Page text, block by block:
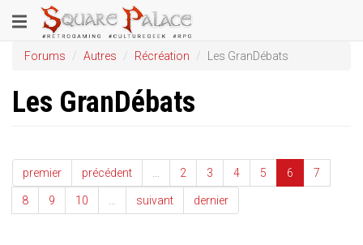
au
contenu
principal
Toggle
navigation
Forums Autres Récréation Les GranDébats
Les GranDébats
premier précédent 2 3 4 5 6 7
8 9 10 suivant dernier